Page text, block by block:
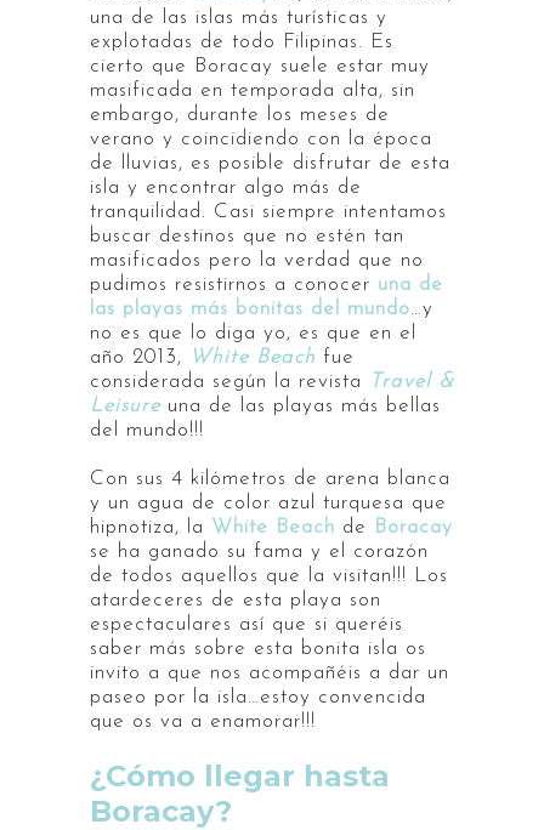
una de las islas más turísticas y
explotadas de todo Filipinas. Es
cierto que Boracay suele estar muy
masificada en temporada alta, sin
embargo, durante los meses de
verano y coincidiendo con la época
de lluvias, es posible disfrutar de esta
isla y encontrar algo más de
tranquilidad. Casi siempre intentamos
buscar destinos que no estén tan
masificados pero la verdad que no
pudimos resistirnos a conocer una de
las playas más bonitas del mundo…y
no es que lo diga yo, es que en el
año 2013,
White Beach fue
considerada según la revista
Travel &
Leisureuna de las playas más bellas
del mundo!!!
Con sus 4 kilómetros de arena blanca
y un agua de color azul turquesa que
hipnotiza, la White Beach de
Boracay
se ha ganado su fama y el corazón
de todos aquellos que la visitan!!! Los
atardeceres de esta playa son
espectaculares así que si queréis
saber más sobre esta bonita isla os
invito a que nos acompañéis a dar un
paseo por la isla…estoy convencida
que os va a enamorar!!!
¿Cómo llegar hasta
Boracay?